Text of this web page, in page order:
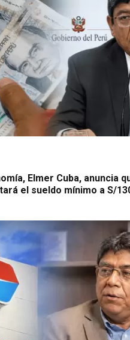
Elmer Cuba, anuncia
el sueldo mínimo a S/